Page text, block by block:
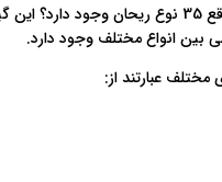
آیا می‌دانید در واقع 35 نوع
بین انواع مختلف وجود دارد.
عبارتند از: